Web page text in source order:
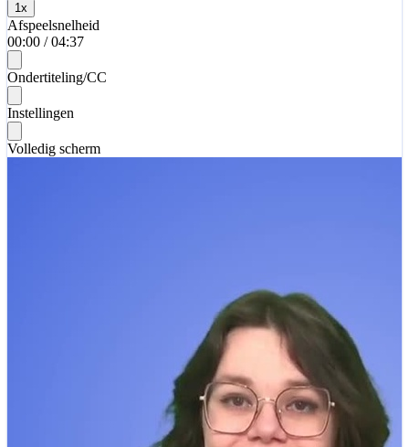
1x
Afspeelsnelheid
00:00 / 04:37
Ondertiteling/CC
Instellingen
Volledig scherm